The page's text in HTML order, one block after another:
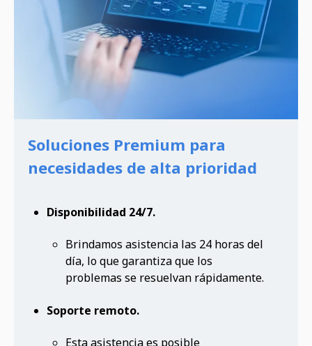
Soluciones Premium para
necesidades de alta prioridad
Disponibilidad 24/7.
Brindamos asistencia las 24 horas del
día, lo que garantiza que los
problemas se resuelvan rápidamente.
Soporte remoto.
Esta asistencia es posible